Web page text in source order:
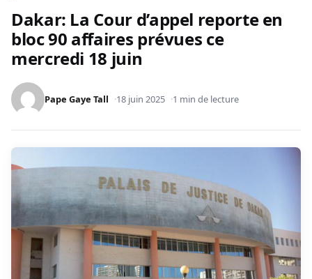
Dakar: La Cour d’appel reporte en
bloc 90 affaires prévues ce
mercredi 18 juin
Pape Gaye Tall 18 juin 2025 1 min de lecture